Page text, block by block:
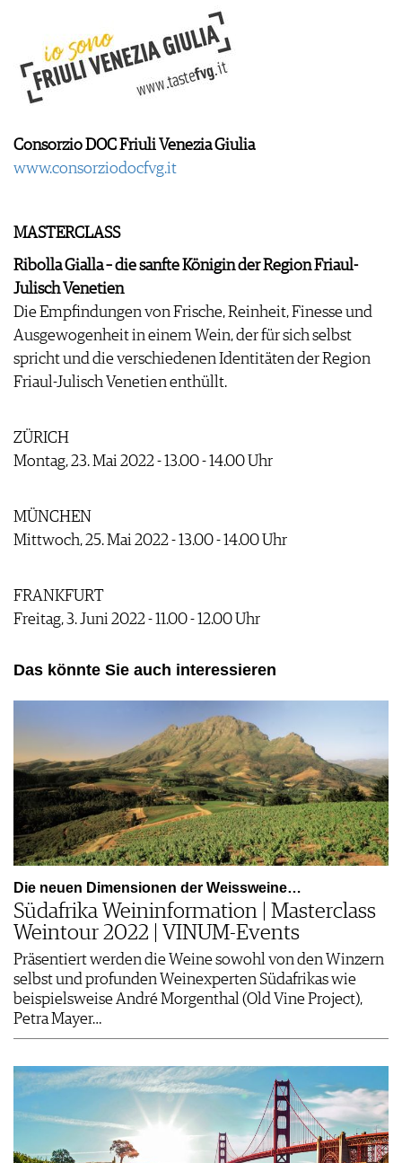
Consorzio DOC Friuli Venezia Giulia
www.consorziodocfvg.it
MASTERCLASS
Ribolla Gialla – die sanfte Königin der Region Friaul-
Julisch Venetien
Die Empfindungen von Frische, Reinheit, Finesse und
Ausgewogenheit in einem Wein, der für sich selbst
spricht und die verschiedenen Identitäten der Region
Friaul-Julisch Venetien enthüllt.
ZÜRICH
Montag, 23. Mai 2022 - 13.00 - 14.00 Uhr
MÜNCHEN
Mittwoch, 25. Mai 2022 - 13.00 - 14.00 Uhr
FRANKFURT
Freitag, 3. Juni 2022 - 11.00 - 12.00 Uhr
Das könnte Sie auch interessieren
Die neuen Dimensionen der Weissweine…
Südafrika Weininformation | Masterclass
Weintour 2022 | VINUM-Events
Präsentiert werden die Weine sowohl von den Winzern
selbst und profunden Weinexperten Südafrikas wie
beispielsweise André Morgenthal (Old Vine Project),
Petra Mayer…